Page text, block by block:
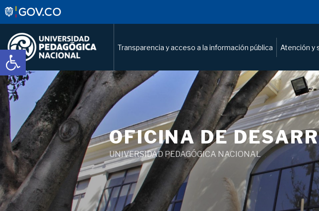
Abrir barra de herramientas Transparencia y acceso a la información pública Atención y
OFICINA DE
UNIVERSIDAD PEDAGÓGICA NACIONAL